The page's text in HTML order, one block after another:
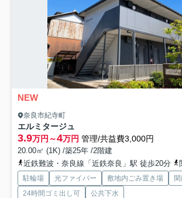
NEW
奈良市紀寺町
エルミタージュ
3.9万円～4万円 管理/共益費3,000円
20.00㎡ (1K) /築25年 /2階建
近鉄難波・奈良線「近鉄奈良」駅 徒歩20分
駐輪場 光ファイバー 敷地内ごみ置き場
24時間ゴミ出し可
公共下水